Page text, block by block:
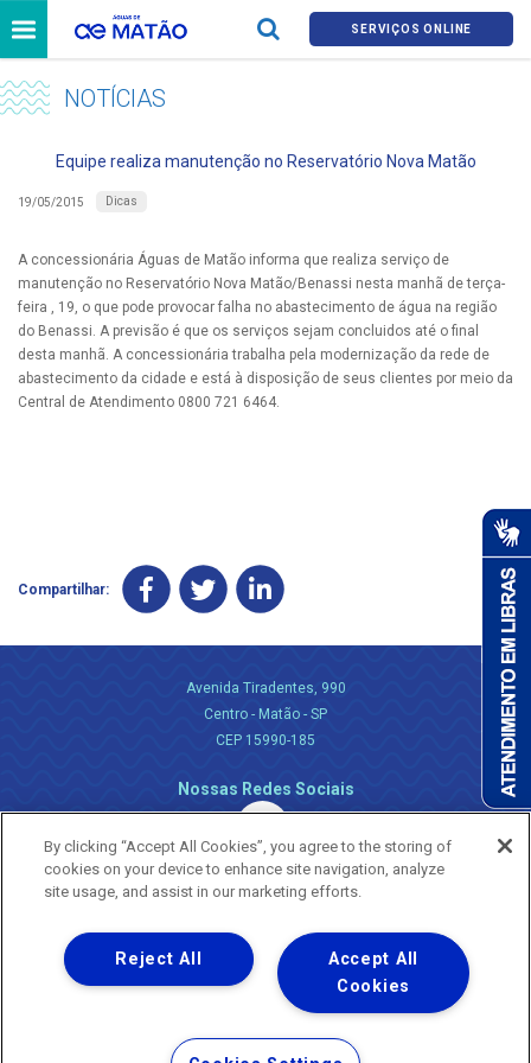
SERVIÇOS ONLINE
NOTÍCIAS
Equipe realiza manutenção no Reservatório Nova Matão
19/05/2015 Dicas
A concessionária Águas de Matão informa que realiza serviço de
manutenção no Reservatório Nova Matão/Benassi nesta manhã de terça-
feira , 19, o que pode provocar falha no abastecimento de água na região
do Benassi. A previsão é que os serviços sejam concluidos até o final
desta manhã. A concessionária trabalha pela modernização da rede de
abastecimento da cidade e está à disposição de seus clientes por meio da
Central de Atendimento 0800 721 6464.
Compartilhar:
Avenida Tiradentes, 990
Centro - Matão - SP
CEP 15990-185
Nossas Redes Sociais
Uma empresa
Copyright ® 2026 - Todos os Direitos Reservados.
Nossa natureza movimenta a vida
Termos Gerais de Uso de Sites e Aplicativos
By clicking “Accept All Cookies”, you agree to the storing of
cookies on your device to enhance site navigation, analyze
site usage, and assist in our marketing efforts.
Accept All
Cookies
Reject All